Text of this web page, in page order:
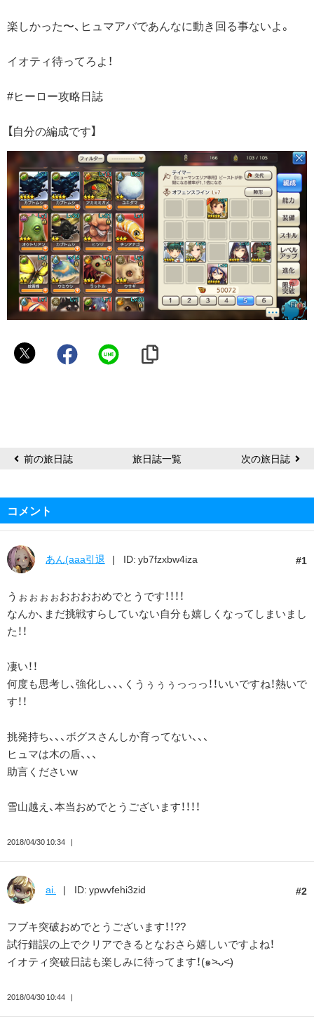
楽しかった〜、ヒュマアバであんなに動き回る事ないよ。
イオティ待ってろよ！
#ヒーロー攻略日誌
【自分の編成です】
ト
前の旅日誌 旅日誌一覧 次の旅日誌
コメント
1
あん(aaa引退 ID: yb7fzxbw4iza
うぉぉぉぉおおおおめでとうです！！！！
なんか、まだ挑戦すらしていない自分も嬉しくなってしまいまし
た！！
凄い！！
何度も思考し、強化し、、、くうぅぅぅっっっ！！いいですね！熱いで
す！！
挑発持ち、、、ボグスさんしか育ってない、、、
ヒュマは木の盾、、、
助言くださいw
雪山越え、本当おめでとうございます！！！！
2018/04/30 10:34
2
ai. ID: ypwvfehi3zid
フブキ突破おめでとうございます！！??
試行錯誤の上でクリアできるとなおさら嬉しいですよね！
イオティ突破日誌も楽しみに待ってます！(๑˃̵ᴗ˂̵)
2018/04/30 10:44